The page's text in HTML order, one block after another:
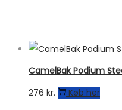
CamelBak Podium
276 kr. Køb her